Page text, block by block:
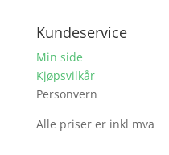
Kundeservice
Min side
Kjøpsvilkår
Personvern
Alle priser er inkl mva